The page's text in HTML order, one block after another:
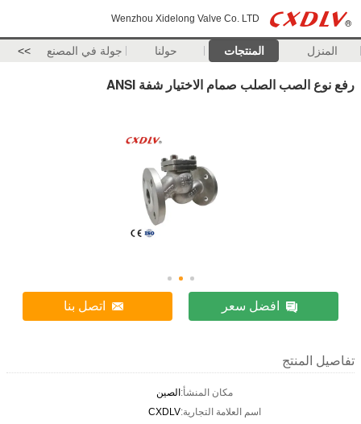
Wenzhou Xidelong Valve Co. LTD
المنزل المنتجات حولنا جولة في المصنع >>
رفع نوع الصب الصلب صمام الاختيار شفة ANSI
افضل سعر اتصل بنا
تفاصيل المنتج
مكان المنشأ:الصين
اسم العلامة التجارية:CXDLV